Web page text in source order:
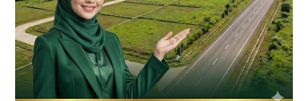
Legalitas
Jelas